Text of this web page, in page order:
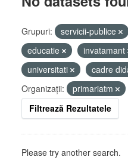
Grupuri: servicii-publice
educatie
invatamant
universitati
cadre
Organizații:
primariatm
Filtrează Rezultatele
Please try another search.